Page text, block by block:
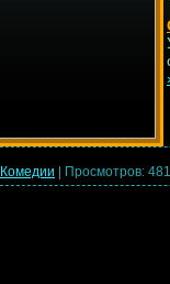
Комедии | Просмотров: 481